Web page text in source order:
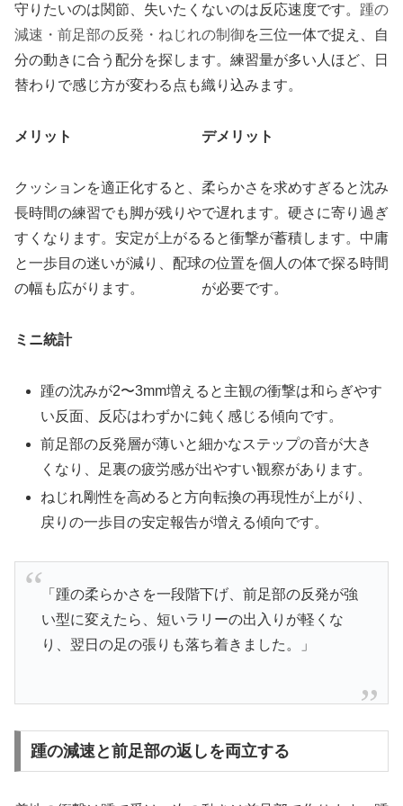
守りたいのは関節、失いたくないのは反応速度です。 踵の
減速・前足部の反発・ねじれの制御を三位一体で捉え、自
分の動きに合う配分を探します。練習量が多い人ほど、日
替わりで感じ方が変わる点も織り込みます。
メリット
クッションを適正化すると、
長時間の練習でも脚が残りや
すくなります。安定が上がる
と一歩目の迷いが減り、配球
の幅も広がります。
デメリット
柔らかさを求めすぎると沈み
で遅れます。硬さに寄り過ぎ
ると衝撃が蓄積します。中庸
の位置を個人の体で探る時間
が必要です。
ミニ統計
踵の沈みが2〜3mm増えると主観の衝撃は和らぎやす
い反面、反応はわずかに鈍く感じる傾向です。
前足部の反発層が薄いと細かなステップの音が大き
くなり、足裏の疲労感が出やすい観察があります。
ねじれ剛性を高めると方向転換の再現性が上がり、
戻りの一歩目の安定報告が増える傾向です。
「踵の柔らかさを一段階下げ、前足部の反発が強
い型に変えたら、短いラリーの出入りが軽くな
り、翌日の足の張りも落ち着きました。」
踵の減速と前足部の返しを両立する